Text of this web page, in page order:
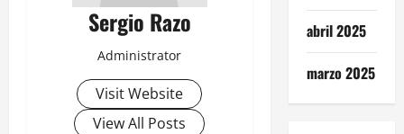
Sergio Razo
Administrator
Visit Website
View All Posts
abril 2025
marzo 2025